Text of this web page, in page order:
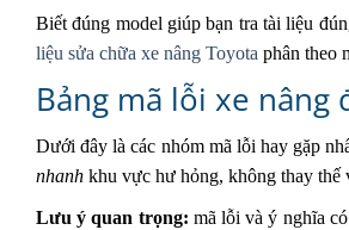
Biết đúng model giúp bạn tra tài liệu
liệu sửa chữa xe nâng Toyota phân theo
Bảng mã lỗi xe nâng
Dưới đây là các nhóm mã lỗi hay gặp
nhanh khu vực hư hỏng, không thay thế
Lưu ý quan trọng: mã lỗi và ý nghĩa